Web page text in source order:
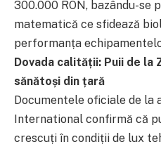
300.000 RON, bazându-se
matematică ce sfidează
performanța
Dovada calității: Puii de
sănătoși din țară
Documentele oficiale de la
International confirmă că
crescuți în condiții de lux